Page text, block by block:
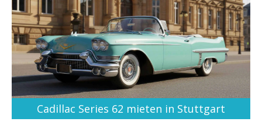
Cadillac Series 62 mieten in Stuttgart